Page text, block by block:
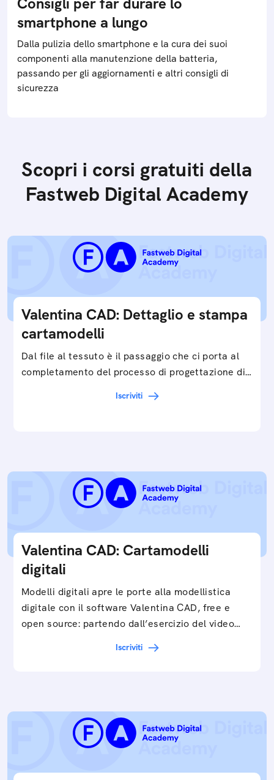
smartphone a lungo
Dalla pulizia dello smartphone e la cura dei suoi
componenti alla manutenzione della batteria,
passando per gli aggiornamenti e altri consigli di
sicurezza
Scopri i corsi gratuiti della
Fastweb Digital Academy
Valentina CAD: Dettaglio e stampa
cartamodelli
Dal file al tessuto è il passaggio che ci porta al
completamento del processo di progettazione di
Iscriviti
Valentina CAD: Cartamodelli
digitali
Modelli digitali apre le porte alla modellistica
digitale con il software Valentina CAD, free e
open source: partendo dall’esercizio del video…
Iscriviti